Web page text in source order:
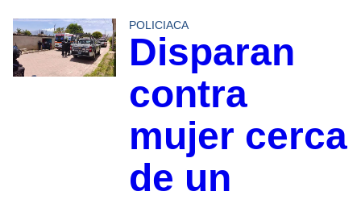
POLICIACA
Disparan
contra
mujer cerca
de un